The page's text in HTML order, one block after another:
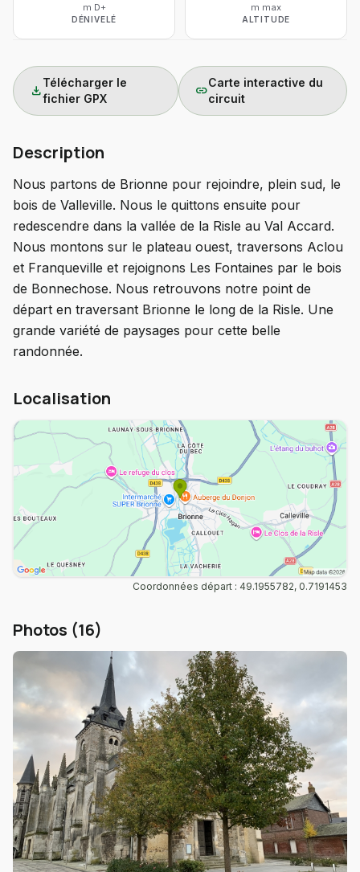
m D+
DÉNIVELÉ
m max
ALTITUDE
download
Télécharger le
fichier GPX
link
Carte interactive du
circuit
Description
Nous partons de Brionne pour rejoindre, plein sud, le
bois de Valleville. Nous le quittons ensuite pour
redescendre dans la vallée de la Risle au Val Accard.
Nous montons sur le plateau ouest, traversons Aclou
et Franqueville et rejoignons Les Fontaines par le bois
de Bonnechose. Nous retrouvons notre point de
départ en traversant Brionne le long de la Risle. Une
grande variété de paysages pour cette belle
randonnée.
Localisation
Coordonnées départ : 49.1955782, 0.7191453
Photos (16)